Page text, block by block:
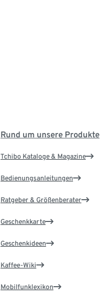
Rund um unsere Produkte
Tchibo Kataloge & Magazine
Bedienungsanleitungen
Ratgeber & Größenberater
Geschenkkarte
Geschenkideen
Kaffee-Wiki
Mobilfunklexikon